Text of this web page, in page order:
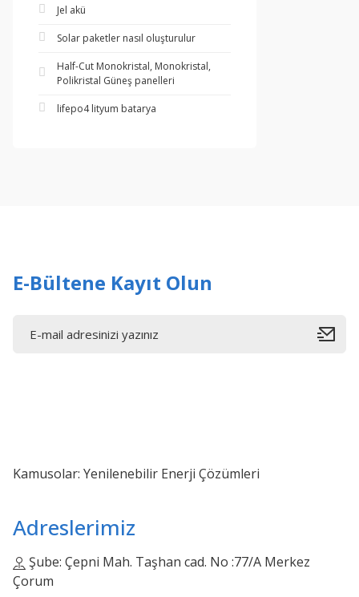
Jel akü
Solar paketler nasıl oluşturulur
Half-Cut Monokristal, Monokristal,
Polikristal Güneş panelleri
lifepo4 lityum batarya
E-Bültene Kayıt Olun
Kamusolar: Yenilenebilir Enerji Çözümleri
Adreslerimiz
Şube: Çepni Mah. Taşhan cad. No :77/A Merkez
Çorum